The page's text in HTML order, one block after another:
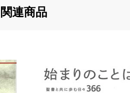
関連商品